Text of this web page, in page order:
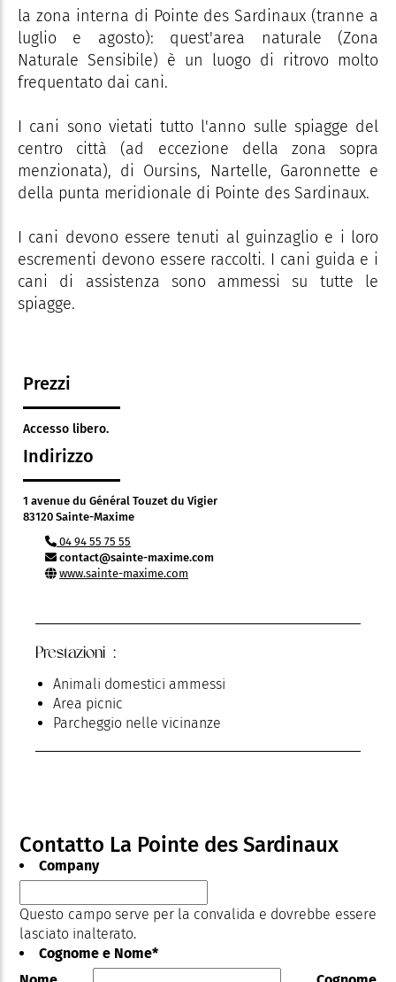
la zona interna di Pointe des Sardinaux (tranne a
luglio e agosto): quest'area naturale (Zona
Naturale Sensibile) è un luogo di ritrovo molto
frequentato dai cani.
I cani sono vietati tutto l'anno sulle spiagge del
centro città (ad eccezione della zona sopra
menzionata), di Oursins, Nartelle, Garonnette e
della punta meridionale di Pointe des Sardinaux.
I cani devono essere tenuti al guinzaglio e i loro
escrementi devono essere raccolti. I cani guida e i
cani di assistenza sono ammessi su tutte le
spiagge.
Prezzi
Accesso libero.
Indirizzo
1 avenue du Général Touzet du Vigier
83120 Sainte-Maxime
04 94 55 75 55
contact@sainte-maxime.com
www.sainte-maxime.com
Prestazioni :
Animali domestici ammessi
Area picnic
Parcheggio nelle vicinanze
Contatto La Pointe des Sardinaux
Company
Questo campo serve per la convalida e dovrebbe essere
lasciato inalterato.
Cognome e Nome*